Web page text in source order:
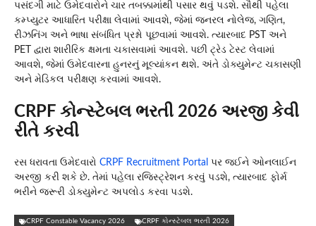
પસંદગી માટે ઉમેદવારોને ચાર તબક્કામાંથી પસાર થવું પડશે. સૌથી પહેલા
કમ્પ્યુટર આધારિત પરીક્ષા લેવામાં આવશે, જેમાં જનરલ નોલેજ, ગણિત,
રીઝનિંગ અને ભાષા સંબંધિત પ્રશ્નો પૂછવામાં આવશે. ત્યારબાદ PST અને
PET દ્વારા શારીરિક ક્ષમતા ચકાસવામાં આવશે. પછી ટ્રેડ ટેસ્ટ લેવામાં
આવશે, જેમાં ઉમેદવારના હુનરનું મૂલ્યાંકન થશે. અંતે ડોક્યુમેન્ટ ચકાસણી
અને મેડિકલ પરીક્ષણ કરવામાં આવશે.
CRPF કોન્સ્ટેબલ ભરતી 2026 અરજી કેવી
રીતે કરવી
રસ ધરાવતા ઉમેદવારો CRPF Recruitment Portal પર જઈને ઓનલાઈન
અરજી કરી શકે છે. તેમાં પહેલા રજિસ્ટ્રેશન કરવું પડશે, ત્યારબાદ ફોર્મ
ભરીને જરૂરી ડોક્યુમેન્ટ અપલોડ કરવા પડશે.
CRPF Constable Vacancy 2026 CRPF કોન્સ્ટેબલ ભરતી 2026